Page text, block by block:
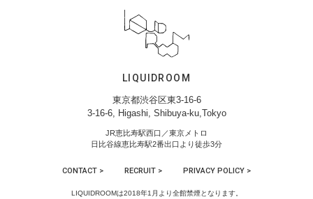
LIQUIDROOM
東京都渋谷区東3-16-6
3-16-6, Higashi, Shibuya-ku,Tokyo
JR恵比寿駅西口／東京メトロ
日比谷線恵比寿駅2番出口より徒歩3分
CONTACT > RECRUIT > PRIVACY POLICY >
LIQUIDROOMは2018年1月より全館禁煙となります。